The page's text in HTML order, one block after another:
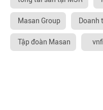
Masan Group Doanh
Tập đoàn Masan